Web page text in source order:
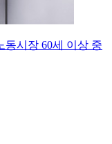
동시장 60세 이상 중